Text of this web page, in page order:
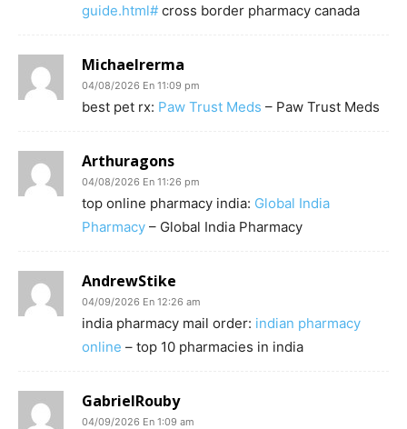
guide.html# cross border pharmacy canada
Michaelrerma
04/08/2026 En 11:09 pm
best pet rx: Paw Trust Meds – Paw Trust Meds
Arthuragons
04/08/2026 En 11:26 pm
top online pharmacy india: Global India
Pharmacy – Global India Pharmacy
AndrewStike
04/09/2026 En 12:26 am
india pharmacy mail order: indian pharmacy
online – top 10 pharmacies in india
GabrielRouby
04/09/2026 En 1:09 am